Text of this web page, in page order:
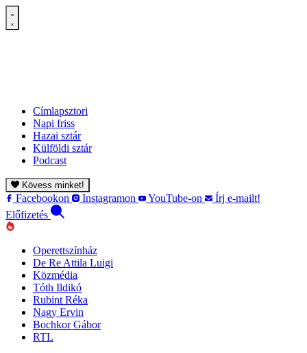
Címlapsztori
Napi friss
Hazai sztár
Külföldi sztár
Podcast
Kövess minket!
Facebookon Instagramon YouTube-on
Írj e-mailt!
Előfizetés
Operettszínház
De Re Attila Luigi
Közmédia
Tóth Ildikó
Rubint Réka
Nagy Ervin
Bochkor Gábor
RTL